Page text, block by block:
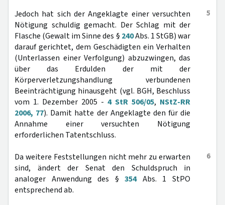
5
Jedoch hat sich der Angeklagte einer versuchten
Nötigung schuldig gemacht. Der Schlag mit der
Flasche (Gewalt im Sinne des § 240Abs. 1 StGB) war
darauf gerichtet, dem Geschädigten ein Verhalten
(Unterlassen einer Verfolgung) abzuzwingen, das
über das Erdulden der mit der
Körperverletzungshandlung verbundenen
Beeinträchtigung hinausgeht (vgl. BGH, Beschluss
vom 1. Dezember 2005 - 4 StR 506/05, NStZ-RR
2006, 77). Damit hatte der Angeklagte den für die
Annahme einer versuchten Nötigung
erforderlichen Tatentschluss.
6
Da weitere Feststellungen nicht mehr zu erwarten
sind, ändert der Senat den Schuldspruch in
analoger Anwendung des §354Abs. 1 StPO
entsprechend ab.